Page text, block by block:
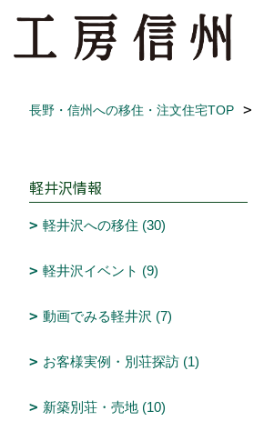
長野・信州への移住・注文住宅TOP
軽井沢情報
軽井沢への移住 (30)
軽井沢イベント (9)
動画でみる軽井沢 (7)
お客様実例・別荘探訪 (1)
新築別荘・売地 (10)